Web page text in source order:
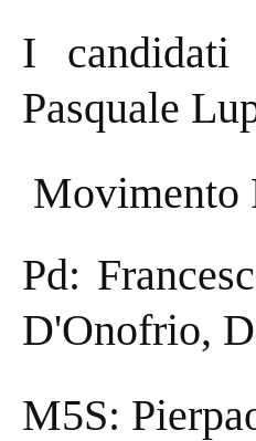
I candidati
Pasquale
Movimento
Pd:
D'Onofrio,
M5S: